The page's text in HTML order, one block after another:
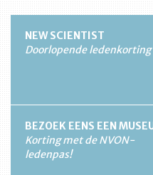
NEW SCIENTIST
Doorlopende ledenkorting
BEZOEK EENS EEN
Korting met de NVON-
ledenpas!